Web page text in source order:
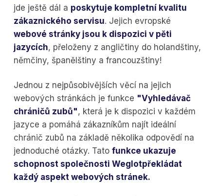
jde ještě dál a poskytuje kompletní kvalitu
zákaznického servisu. Jejich evropské
webové stránky jsou k dispozici v pěti
jazycích, přeloženy z angličtiny do holandštiny,
němčiny, španělštiny a francouzštiny!
Jednou z nejpůsobivějších věcí na jejich
webových stránkách je funkce "Vyhledávač
chráničů zubů", která je k dispozici v každém
jazyce a pomáhá zákazníkům najít ideální
chránič zubů na základě několika odpovědí na
jednoduché otázky. Tato funkce ukazuje
schopnost společnosti Weglotpřekládat
každý aspekt webových stránek.